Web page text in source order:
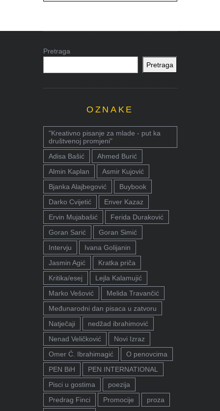
Pretraga
Pretraga
OZNAKE
"Kreativno pisanje za mlade - put ka
društvenoj promjeni"
Adisa Bašić
Ahmed Burić
Almin Kaplan
Asmir Kujović
Bjanka Alajbegović
Buybook
Darko Cvijetić
Enver Kazaz
Ervin Mujabašić
Ferida Duraković
Goran Sarić
Goran Simić
Intervju
Ivana Golijanin
Jasmin Agić
Kratka priča
Kritika/esej
Lejla Kalamujić
Marko Vešović
Melida Travančić
Međunarodni dan pisaca u zatvoru
Natječaji
nedžad ibrahimović
Nenad Veličković
Novi Izraz
Omer Ć. Ibrahimagić
O penovcima
PEN BiH
PEN INTERNATIONAL
Pisci u gostima
poezija
Predrag Finci
Promocije
proza